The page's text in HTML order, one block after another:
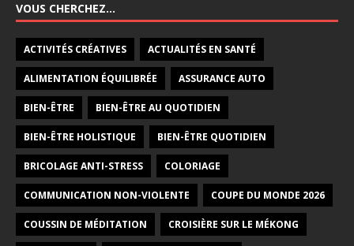
VOUS CHERCHEZ…
ACTIVITÉS CRÉATIVES ACTUALITÉS EN SANTÉ
ALIMENTATION ÉQUILIBRÉE ASSURANCE AUTO
BIEN-ÊTRE BIEN-ÊTRE AU QUOTIDIEN
BIEN-ÊTRE HOLISTIQUE BIEN-ÊTRE QUOTIDIEN
BRICOLAGE ANTI-STRESS COLORIAGE
COMMUNICATION NON-VIOLENTE COUPE DU MONDE 2026
COUSSIN DE MÉDITATION CROISIÈRE SUR LE MÉKONG